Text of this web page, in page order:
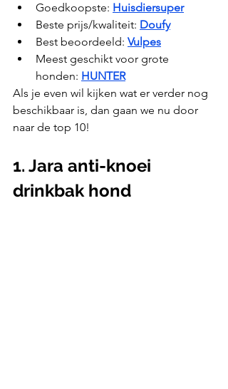
Goedkoopste: Huisdiersuper
Beste prijs/kwaliteit: Doufy
Best beoordeeld: Vulpes
Meest geschikt voor grote
honden: HUNTER
Als je even wil kijken wat er verder nog
beschikbaar is, dan gaan we nu door
naar de top 10!
1. Jara anti-knoei
drinkbak hond